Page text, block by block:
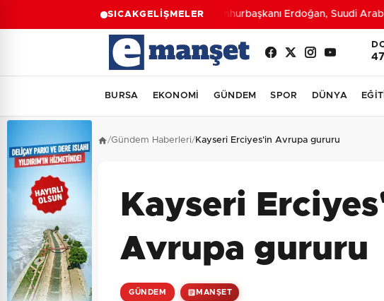
SICAKGELİŞMELERCumhurbaşkanı Erdoğan, Suudi
BURSA EKONOMİ GÜNDEM SPOR DÜNYA
/Gündem Haberleri/Kayseri Erciyes'in Avrupa gururu
Kayseri
Avrupa gururu
GÜNDEM MANŞET